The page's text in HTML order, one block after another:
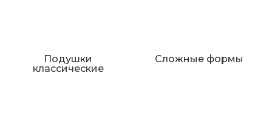
Подушки
классические
Сложные формы